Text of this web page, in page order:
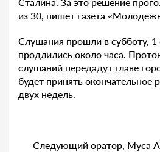
из 30, пишет газета
Слушания прошли в субботу, 1
продлились около часа.
слушаний передадут главе
будет принять окончательное
двух недель.
Следующий оратор, Муса